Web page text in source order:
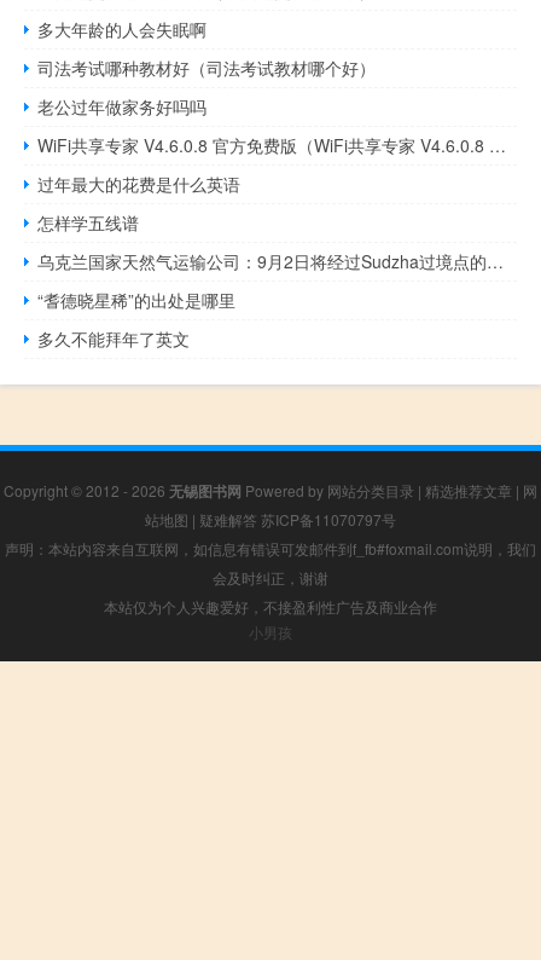
多大年龄的人会失眠啊
司法考试哪种教材好（司法考试教材哪个好）
老公过年做家务好吗吗
WiFi共享专家 V4.6.0.8 官方免费版（WiFi共享专家 V4.6.0.8 官方免费版功能简介）
过年最大的花费是什么英语
怎样学五线谱
乌克兰国家天然气运输公司：9月2日将经过Sudzha过境点的俄罗斯天然气为4184万立方米9月1日为4235万立方米
“耆德晓星稀”的出处是哪里
多久不能拜年了英文
Copyright © 2012 - 2026 无锡图书网 Powered by 网站分类目录 | 精选推荐文章 | 网
站地图 | 疑难解答 苏ICP备11070797号
声明：本站内容来自互联网，如信息有错误可发邮件到f_fb#foxmail.com说明，我们
会及时纠正，谢谢
本站仅为个人兴趣爱好，不接盈利性广告及商业合作
小男孩